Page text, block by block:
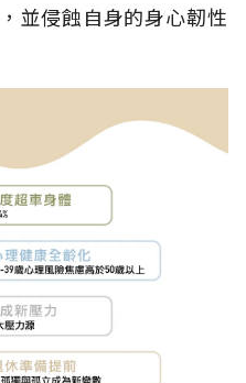
並侵蝕自身的身心韌性